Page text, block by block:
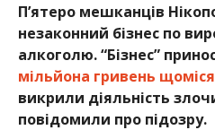
П’ятеро мешканців
незаконний бізнес по
алкоголю. “Бізнес”
мільйона гривень
викрили діяльність
повідомили про підозру.